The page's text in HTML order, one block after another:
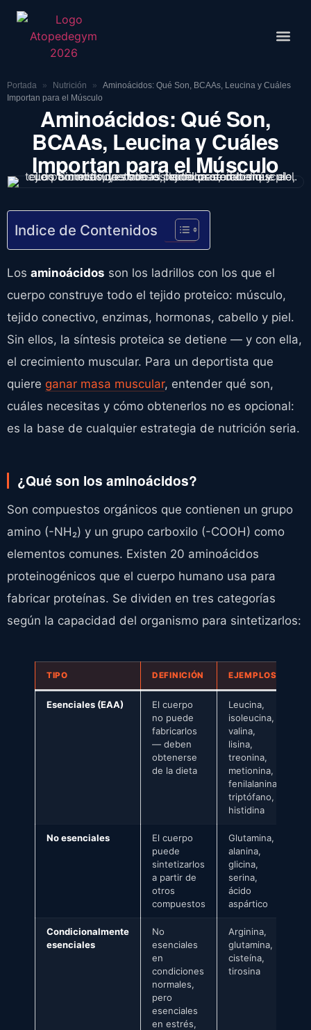
Portada » Nutrición »
Aminoácidos: Qué Son, BCAAs, Leucina y Cuáles
Importan para el Músculo
Aminoácidos: Qué Son,
BCAAs, Leucina y Cuáles
Importan para el Músculo
Indice de Contenidos
Los aminoácidos son los ladrillos con los que el
cuerpo construye todo el tejido proteico: músculo,
tejido conectivo, enzimas, hormonas, cabello y piel.
Sin ellos, la síntesis proteica se detiene — y con ella,
el crecimiento muscular. Para un deportista que
quiere ganar masa muscular, entender qué son,
cuáles necesitas y cómo obtenerlos no es opcional:
es la base de cualquier estrategia de nutrición seria.
¿Qué son los aminoácidos?
Son compuestos orgánicos que contienen un grupo
amino (-NH₂) y un grupo carboxilo (-COOH) como
elementos comunes. Existen 20 aminoácidos
proteinogénicos que el cuerpo humano usa para
fabricar proteínas. Se dividen en tres categorías
según la capacidad del organismo para sintetizarlos:
TIPO DEFINICIÓN EJEMPLOS
Esenciales (EAA)
El cuerpo
no puede
fabricarlos
— deben
obtenerse
de la dieta
Leucina,
isoleucina,
valina,
lisina,
treonina,
metionina,
fenilalanina,
triptófano,
histidina
No esenciales
El cuerpo
puede
sintetizarlos
a partir de
otros
compuestos
Glutamina,
alanina,
glicina,
serina,
ácido
aspártico
Condicionalmente
esenciales
No
esenciales
en
condiciones
normales,
pero
esenciales
en estrés,
Arginina,
glutamina,
cisteína,
tirosina